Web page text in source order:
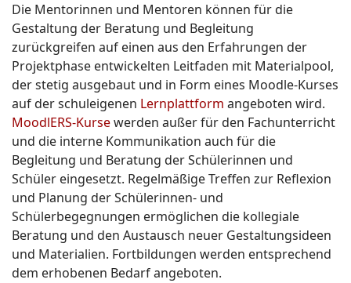
Die Mentorinnen und Mentoren können für die
Gestaltung der Beratung und Begleitung
zurückgreifen auf einen aus den Erfahrungen der
Projektphase entwickelten Leitfaden mit Materialpool,
der stetig ausgebaut und in Form eines Moodle-Kurses
auf der schuleigenen Lernplattform angeboten wird.
MoodlERS-Kursewerden außer für den Fachunterricht
und die interne Kommunikation auch für die
Begleitung und Beratung der Schülerinnen und
Schüler eingesetzt. Regelmäßige Treffen zur Reflexion
und Planung der Schülerinnen- und
Schülerbegegnungen ermöglichen die kollegiale
Beratung und den Austausch neuer Gestaltungsideen
und Materialien. Fortbildungen werden entsprechend
dem erhobenen Bedarf angeboten.